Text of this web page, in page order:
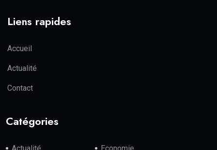
Liens rapides
Accueil
Actualité
Contact
Catégories
Actualité Economie